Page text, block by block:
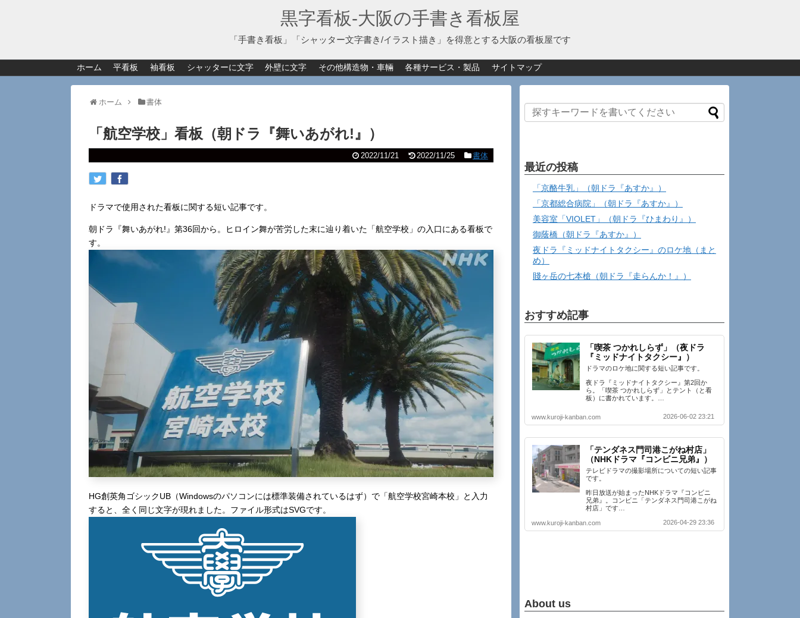
黒字看板‐大阪の手書き看板屋
「手書き看板」「シャッター文字書き/イラスト描き」を得意とする大阪の看板屋です
ホーム 平看板 袖看板 シャッターに文字 外壁に文字 その他構造物・車輛 各種サービス・製品 サイトマップ
ホーム 書体
「航空学校」看板（朝ドラ『舞いあがれ!』）
2022/11/21 2022/11/25 書体
ドラマで使用された看板に関する短い記事です。
朝ドラ『舞いあがれ!』第36回から。ヒロイン舞が苦労した末に辿り着いた「航空学校」の入口にある看板で
す。
HG創英角ゴシックUB（Windowsのパソコンには標準装備されているはず）で「航空学校宮崎本校」と入力
すると、全く同じ文字が現れました。ファイル形式はSVGです。
最近の投稿
「京酪牛乳」（朝ドラ『あすか』）
「京都総合病院」（朝ドラ『あすか』）
美容室「VIOLET」（朝ドラ『ひまわり』）
御蔭橋（朝ドラ『あすか』）
夜ドラ『ミッドナイトタクシー』のロケ地（まと
め）
賤ヶ岳の七本槍（朝ドラ『走らんか！』）
おすすめ記事
「喫茶 つかれしらず」（夜ドラ
『ミッドナイトタクシー』）
ドラマのロケ地に関する短い記事です。
夜ドラ『ミッドナイトタクシー』第2回か
ら。「喫茶 つかれしらず」とテント（と看
板）に書かれています。…
www.kuroji-kanban.com 2026-06-02 23:21
「テンダネス門司港こがね村店」
（NHKドラマ『コンビニ兄弟』）
テレビドラマの撮影場所についての短い記事
です。
昨日放送が始まったNHKドラマ『コンビニ
兄弟』。コンビニ「テンダネス門司港こがね
村店」です…
www.kuroji-kanban.com 2026-04-29 23:36
About us